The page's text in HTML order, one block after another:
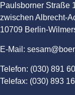
Paulsborner Straße
zwischen Albrecht-
10709 Berlin-
E-Mail:
Telefon: (030) 891
Telefax: (030) 893